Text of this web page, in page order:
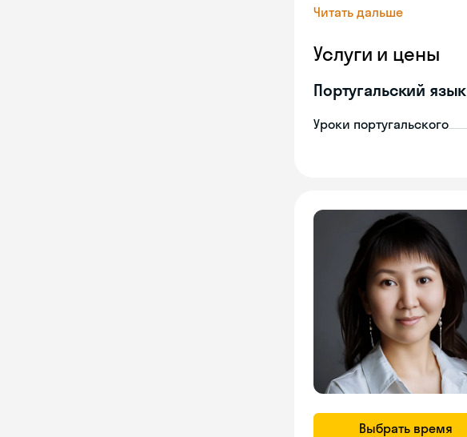
Читать дальше
Услуги и цены
Португальский язык
Уроки португальского
Выбрать время